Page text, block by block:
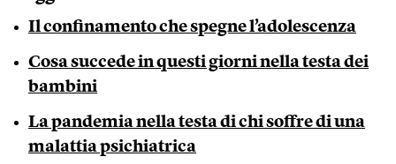
Il confinamento che spegne l’adolescenza
Cosa succede in questi giorni nella testa dei
bambini
La pandemia nella testa di chi soffre di una
malattia psichiatrica